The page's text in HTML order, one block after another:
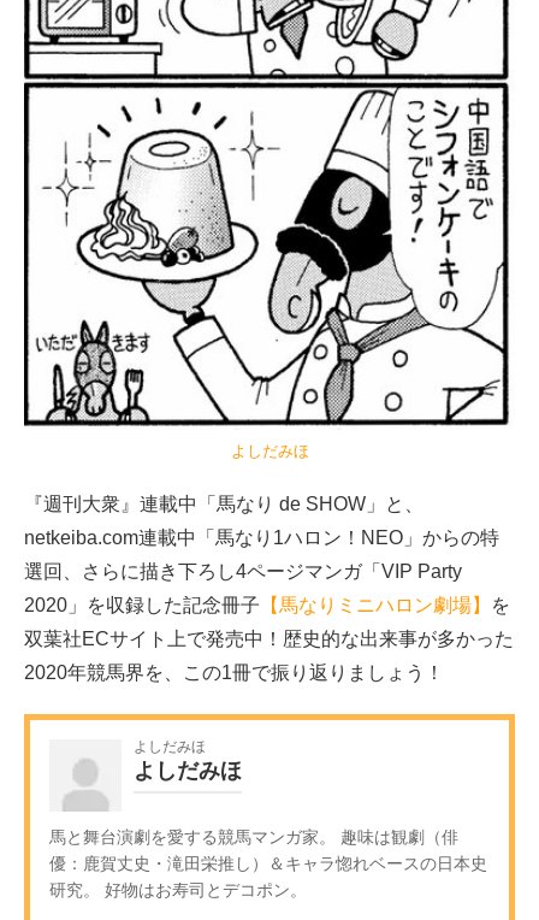
よしだみほ
『週刊大衆』連載中「馬なり de SHOW」と、
netkeiba.com連載中「馬なり1ハロン！NEO」からの特
選回、さらに描き下ろし4ページマンガ「VIP Party
2020」を収録した記念冊子 【馬なりミニハロン劇場】
を
双葉社ECサイト上で発売中！歴史的な出来事が多かった
2020年競馬界を、この1冊で振り返りましょう！
よしだみほ
よしだみほ
馬と舞台演劇を愛する競馬マンガ家。 趣味は観劇（俳
優：鹿賀丈史・滝田栄推し）＆キャラ惚れベースの日本史
研究。 好物はお寿司とデコポン。